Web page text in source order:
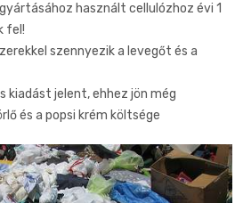
használt cellulózhoz évi 1
fel!
szennyezik a levegőt és a
kiadást jelent, ehhez jön még
és a popsi krém költsége